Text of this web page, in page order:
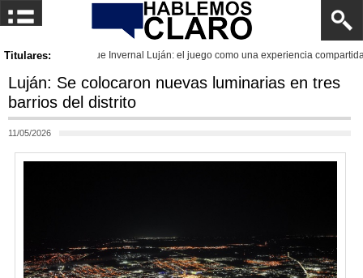
Titulares: compartida e intergeneracional
Luján: Se colocaron nuevas luminarias en tres
barrios del distrito
11/05/2026